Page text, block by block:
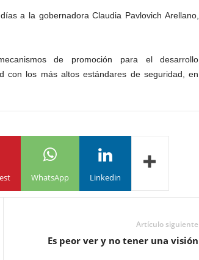
a la gobernadora Claudia Pavlovich Arellano,
de promoción para el desarrollo
con los más altos estándares de seguridad, en
WhatsApp Linkedin
Artículo siguiente
Es peor ver y no tener una visión